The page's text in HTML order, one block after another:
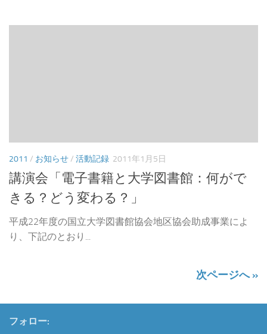
2011 / お知らせ/ 活動記録 2011年1月5日
講演会「電子書籍と大学図書館：何がで
きる？どう変わる？」
平成22年度の国立大学図書館協会地区協会助成事業によ
り、下記のとおり...
次ページへ »
フォロー: